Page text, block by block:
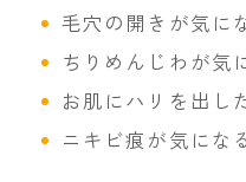
毛穴の開きが気に
ちりめんじわが気
お肌にハリを出し
ニキビ痕が気にな